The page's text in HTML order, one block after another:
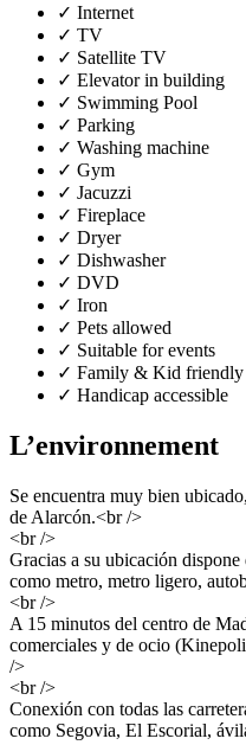
✓ Internet
✓ TV
✓ Satellite TV
✓ Elevator in building
✓ Swimming Pool
✓ Parking
✓ Washing machine
✓ Gym
✓ Jacuzzi
✓ Fireplace
✓ Dryer
✓ Dishwasher
✓ DVD
✓ Iron
✓ Pets allowed
✓ Suitable for events
✓ Family & Kid friendly
✓ Handicap accessible
L’environnement
Se encuentra muy bien
de Alarcón.<br />
<br />
Gracias a su ubicación
como metro, metro ligero,
<br />
A 15 minutos del centro de
comerciales y de ocio
/>
<br />
Conexión con todas las
como Segovia, El Escorial,